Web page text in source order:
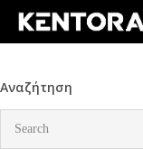
Skip
content
Αναζήτηση